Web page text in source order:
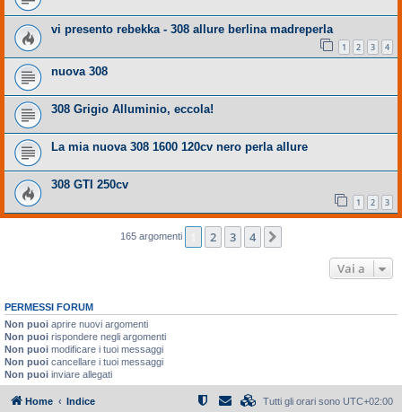
vi presento rebekka - 308 allure berlina madreperla
1 2 3 4
nuova 308
308 Grigio Alluminio, eccola!
La mia nuova 308 1600 120cv nero perla allure
308 GTI 250cv
1 2 3
165 argomenti 2 3 4
Vai a
PERMESSI FORUM
Non puoi aprire nuovi argomenti
Non puoi rispondere negli argomenti
Non puoi modificare i tuoi messaggi
Non puoi cancellare i tuoi messaggi
Non puoi inviare allegati
Home Indice Tutti gli orari sono UTC+02:00